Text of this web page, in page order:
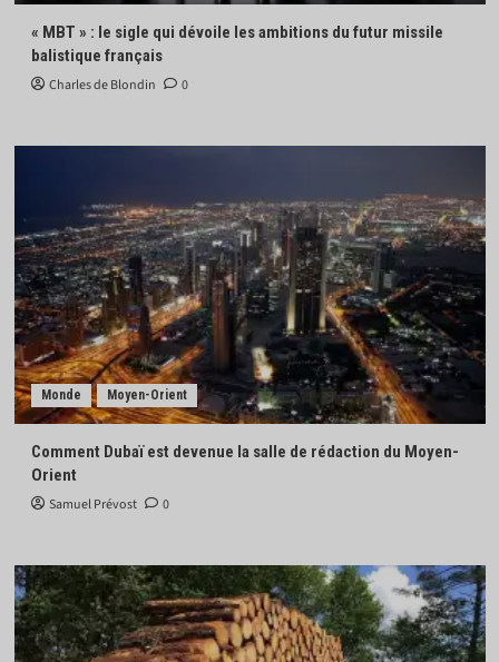
« MBT » : le sigle qui dévoile les ambitions du futur missile
balistique français
Charles de Blondin 0
Monde Moyen-Orient
Comment Dubaï est devenue la salle de rédaction du Moyen-
Orient
Samuel Prévost 0